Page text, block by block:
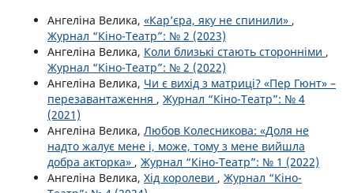
Ангеліна Велика, «Кар’єра, яку не спинили» ,
Журнал “Кіно-Театр”: № 2 (2023)
Ангеліна Велика, Коли близькі стають сторонніми ,
Журнал “Кіно-Театр”: № 2 (2022)
Ангеліна Велика, Чи є вихід з матриці? «Пер Гюнт» –
перезавантаження , Журнал “Кіно-Театр”: № 4
(2021)
Ангеліна Велика, Любов Колесникова: «Доля не
надто жалує мене і, може, тому з мене вийшла
добра акторка» , Журнал “Кіно-Театр”: № 1 (2022)
Ангеліна Велика, Хід королеви , Журнал “Кіно-